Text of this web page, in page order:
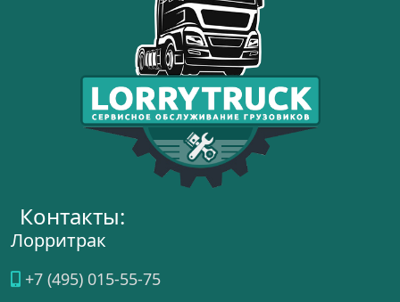
Контакты:
Лорритрак
+7 (495) 015-55-75